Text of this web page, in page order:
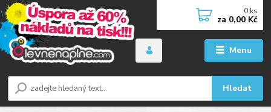
Menu
Hledat
0 ks
za 0,00 Kč